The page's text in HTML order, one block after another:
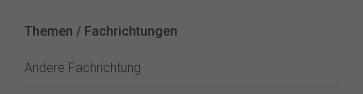
Themen / Fachrichtungen
Andere Fachrichtung